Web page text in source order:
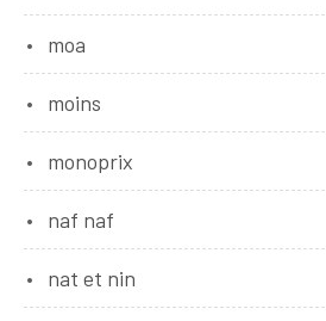
moa
moins
monoprix
naf naf
nat et nin